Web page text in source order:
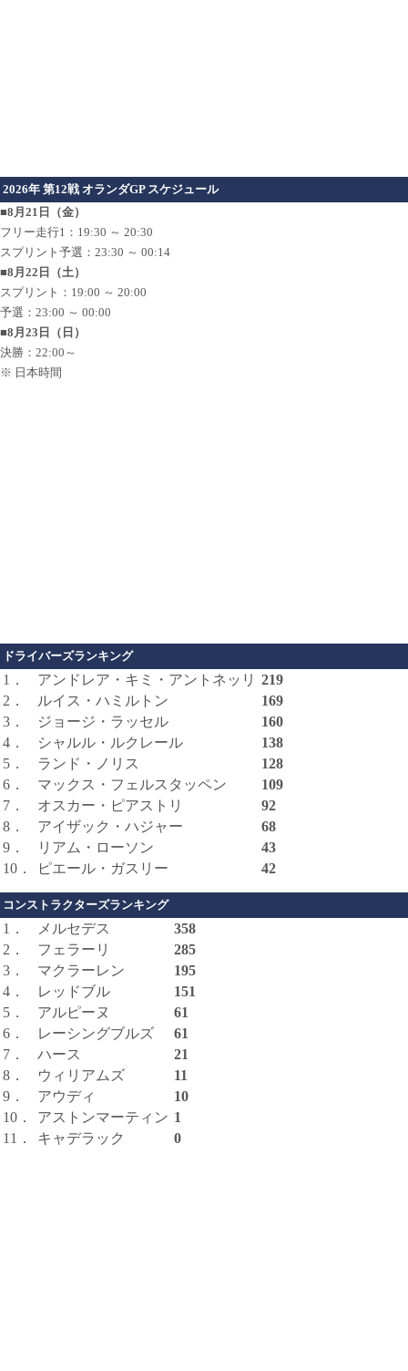
2026年 第12戦 オランダGP スケジュール
■8月21日（金）
フリー走行1：19:30 ～ 20:30
スプリント予選：23:30 ～ 00:14
■8月22日（土）
スプリント：19:00 ～ 20:00
予選：23:00 ～ 00:00
■8月23日（日）
決勝：22:00～
※ 日本時間
ドライバーズランキング
1． アンドレア・キミ・アントネッリ 219
2．
ルイス・ハミルトン
169
3．
ジョージ・ラッセル
160
4．
シャルル・ルクレール
138
5．
ランド・ノリス
128
6．
マックス・フェルスタッペン
109
7．
オスカー・ピアストリ
92
8．
アイザック・ハジャー
68
9．
リアム・ローソン
43
10．
ピエール・ガスリー 42
コンストラクターズランキング
1． メルセデス
358
2．
フェラーリ
285
3．
マクラーレン
195
4．
レッドブル
151
5．
アルピーヌ
61
6．
レーシングブルズ
61
7．
ハース
21
8．
ウィリアムズ
11
9．
アウディ
10
10．
アストンマーティン 1
11．
キャデラック 0